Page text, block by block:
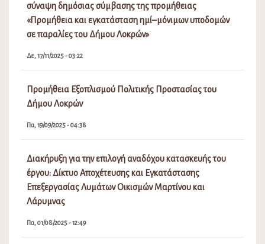
σύναψη δημόσιας σύμβασης της προμήθειας
«Προμήθεια και εγκατάσταση ημί–μόνιμων υποδομών
σε παραλίες του Δήμου Λοκρών»
Δε, 17/11/2025 - 03:22
Προμήθεια Εξοπλισμού Πολιτικής Προστασίας του
Δήμου Λοκρών
Πα, 19/09/2025 - 04:38
Διακήρυξη για την επιλογή αναδόχου κατασκευής του
έργου: Δίκτυο Αποχέτευσης και Εγκατάστασης
Επεξεργασίας Λυμάτων Οικισμών Μαρτίνου και
Λάρυμνας
Πα, 01/08/2025 - 12:49